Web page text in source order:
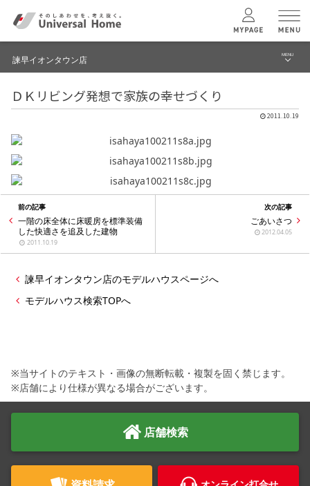
ユニバーサルホームの特長
コンセプトプラン
建築実例
家づくりの知識
お問い合わせ
諫早イオンタウン店 MENU
ブログ
イベント
モデルハウス見学予約
諫早イオンタウン店 TOPへ
ＤＫリビング発想で家族の幸せづくり
2011.10.19
前の記事
一階の床全体に床暖房を標準装備
した快適さを追及した建物
2011.10.19
次の記事
ごあいさつ
2012.04.05
諫早イオンタウン店のモデルハウスページへ
モデルハウス検索TOPへ
※当サイトのテキスト・画像の無断転載・複製を固く禁じます。
※店舗により仕様が異なる場合がございます。
店舗検索